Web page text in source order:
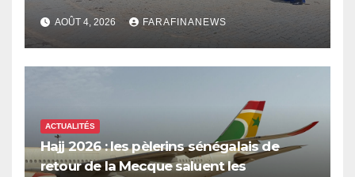
les dépenses publiques
AOÛT 4, 2026 FARAFINANEWS
ACTUALITÉS
Hajj 2026 : les pèlerins sénégalais de
retour de la Mecque saluent les